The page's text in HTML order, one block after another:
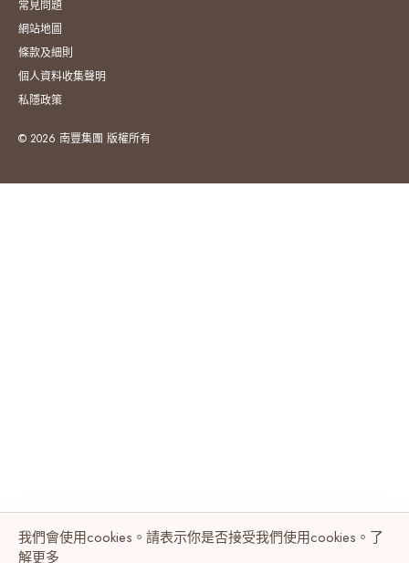
常見問題
網站地圖
條款及細則
個人資料收集聲明
私隱政策
© 2026 南豐集團 版權所有
我們會使用cookies。請表示你是否接受我們使用cookies。了
解更多